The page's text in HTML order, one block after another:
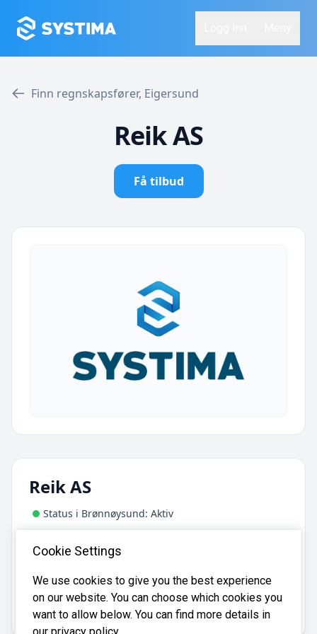
Finn regnskapsfører, Eigersund
Reik AS
Få tilbud
Reik AS
Status i Brønnøysund: Aktiv
Vågsgaten 18, 4370 Egersund
Reik AS er registrert iBrønnøysundregistrenemed
organisasjonsnummer937107110.
Cookie Settings
We use cookies to give you the best experience
on our website. You can choose which cookies you
want to allow below. You can find more details in